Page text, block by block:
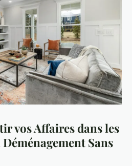
vos Affaires dans les
Sans